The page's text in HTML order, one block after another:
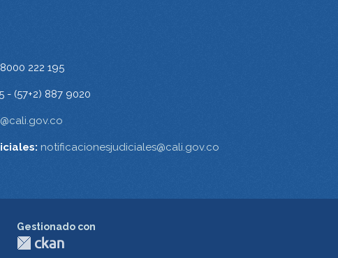
222 195
- (57+2) 887 9020
notificacionesjudiciales@cali.gov.co
Gestionado con